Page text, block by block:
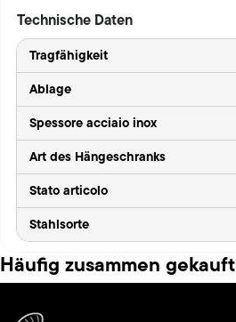
Technische Daten
Tragfähigkeit
Ablage
Spessore acciaio inox
Art des Hängeschranks
Stato articolo
Stahlsorte
Häufig zusammen gekauft